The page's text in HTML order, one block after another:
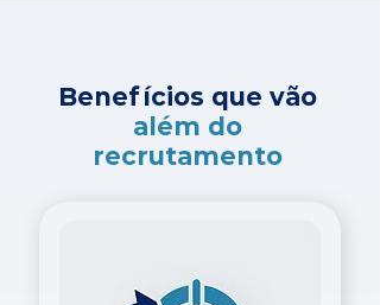
Benefícios que vão
além do
recrutamento